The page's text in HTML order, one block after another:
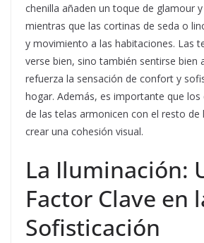
chenilla añaden un toque de glamour
mientras que las cortinas de seda o
y movimiento a las habitaciones. Las
verse bien, sino también sentirse bien
refuerza la sensación de confort y
hogar. Además, es importante que
de las telas armonicen con el resto de
crear una cohesión visual.
La Iluminación:
Factor Clave en
Sofisticación